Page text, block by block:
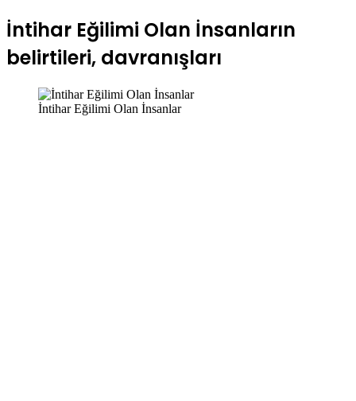
İntihar Eğilimi Olan İnsanların
belirtileri, davranışları
İntihar Eğilimi Olan İnsanlar